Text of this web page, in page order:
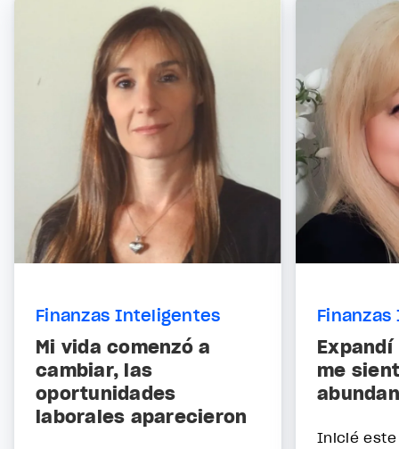
Finanzas Inteligentes
Mi vida comenzó a
cambiar, las
oportunidades
laborales aparecieron
me
Inicié este